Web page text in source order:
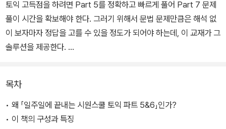
토익 고득점을 하려면 Part 5를 정확하고 빠르게 풀어 Part 7 문제
풀이 시간을 확보해야 한다. 그러기 위해서 문법 문제만큼은 해석 없
이 보자마자 정답을 고를 수 있을 정도가 되어야 하는데, 이 교재가 그
솔루션을 제공한다.
기 쉽게 정리하고, 100% 기출변형 예문과 실전문제들로 연습하여
실전 적응력을 높일 수 있도록 하였다. 또한 점수 수직 상승 강의로 유
명한 길토익 현강의 커리큘럼과 관리를 그대로 옮겨 와 Part 5 10분
목차
• 왜 「일주일에 끝내는 시원스쿨 토익 파트 5&6」인가?
• 이 책의 구성과 특징